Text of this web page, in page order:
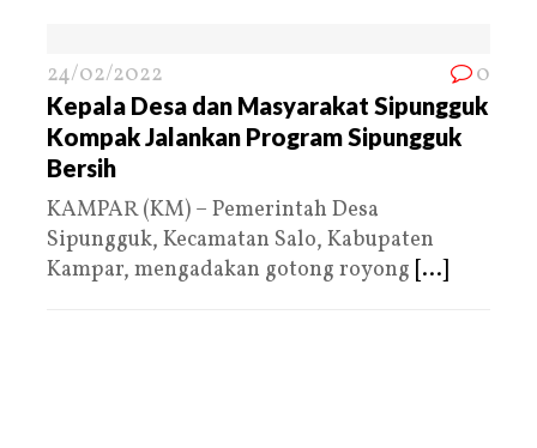
24/02/2022 0
Kepala Desa dan Masyarakat Sipungguk
Kompak Jalankan Program Sipungguk
Bersih
KAMPAR (KM) – Pemerintah Desa
Sipungguk, Kecamatan Salo, Kabupaten
Kampar, mengadakan gotong royong [...]